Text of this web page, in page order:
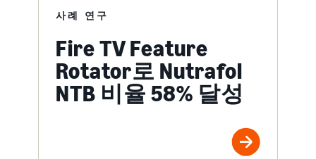
사례 연구
Fire TV Feature
Rotator로 Nutrafol
NTB 비율 58% 달성